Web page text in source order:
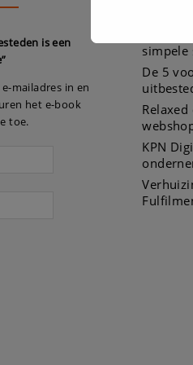
is een
mailadres in en
het e-book
toe.
simpele
De 5
KPN